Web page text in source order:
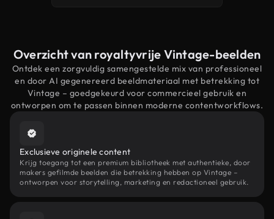
Overzicht van royaltyvrije Vintage-beelden
Ontdek een zorgvuldig samengestelde mix van professioneel
en door AI gegenereerd beeldmateriaal met betrekking tot
Vintage – goedgekeurd voor commercieel gebruik en
ontworpen om te passen binnen moderne contentworkflows.
Exclusieve originele content
Krijg toegang tot een premium bibliotheek met authentieke, door
makers gefilmde beelden die betrekking hebben op Vintage –
ontworpen voor storytelling, marketing en redactioneel gebruik.